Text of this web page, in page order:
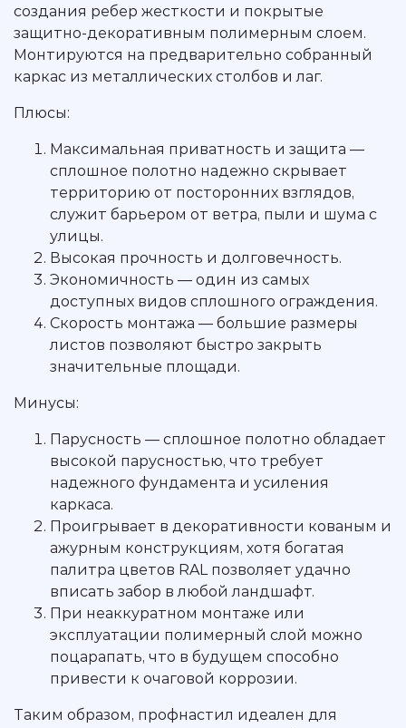
создания ребер жесткости и покрытые
защитно-декоративным полимерным слоем.
Монтируются на предварительно собранный
каркас из металлических столбов и лаг.
Плюсы:
Максимальная приватность и защита —
сплошное полотно надежно скрывает
территорию от посторонних взглядов,
служит барьером от ветра, пыли и шума с
улицы.
Высокая прочность и долговечность.
Экономичность — один из самых
доступных видов сплошного ограждения.
Скорость монтажа — большие размеры
листов позволяют быстро закрыть
значительные площади.
Минусы:
Парусность — сплошное полотно обладает
высокой парусностью, что требует
надежного фундамента и усиления
каркаса.
Проигрывает в декоративности кованым и
ажурным конструкциям, хотя богатая
палитра цветов RAL позволяет удачно
вписать забор в любой ландшафт.
При неаккуратном монтаже или
эксплуатации полимерный слой можно
поцарапать, что в будущем способно
привести к очаговой коррозии.
Таким образом, профнастил идеален для